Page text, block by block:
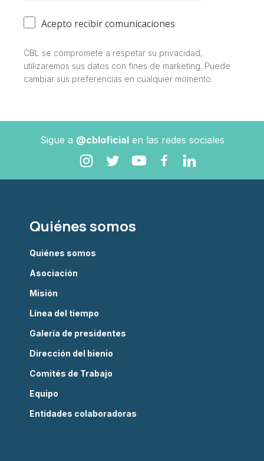
Acepto recibir comunicaciones
CBL se compromete a respetar su privacidad,
utilizaremos sus datos con fines de marketing. Puede
cambiar sus preferencias en cualquier momento.
Sigue a @cbloficialen las redes sociales
Quiénes somos
Quiénes somos
Asociación
Misión
Línea del tiempo
Galería de presidentes
Dirección del bienio
Comités de Trabajo
Equipo
Entidades colaboradoras